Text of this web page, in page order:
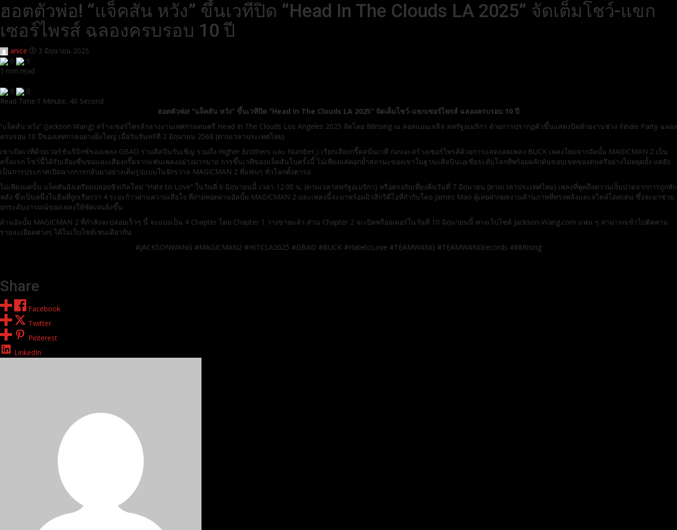
ฮอตตัวพ่อ! “แจ็คสัน หวัง” ขึ้นเวทีปิด “Head In The Clouds LA 2025” จัดเต็มโชว์-แขก
เซอร์ไพรส์ ฉลองครบรอบ 10 ปี
anice
3 มิถุนายน 2025
0
0
1 min read
0
0
Read Time:1 Minute, 40 Second
ฮอตตัวพ่อ! “แจ็คสัน หวัง” ขึ้นเวทีปิด “Head In The Clouds LA 2025” จัดเต็มโชว์-แขกเซอร์ไพรส์ ฉลองครบรอบ 10 ปี
“แจ็คสัน หวัง” (Jackson Wang) สร้างเซอร์ไพรส์กลางงานเทศกาลดนตรี Head In The Clouds Los Angeles 2025 จัดโดย 88rising ณ ลอสแอนเจลิส สหรัฐอเมริกา ด้วยการปรากฏตัวขึ้นแสดงปิดท้ายงานช่วง Finale Party ฉลอง
ครบรอบ 10 ปีของเทศกาลอย่างยิ่งใหญ่ เมื่อวันจันทร์ที่ 2 มิถุนายน 2568 (ตามเวลาประเทศไทย)
เขาเปิดเวทีด้วยเวอร์ชันรีมิกซ์ของเพลง GBAD ร่วมศิลปินรับเชิญ รวมถึง Higher Brothers และ Number_i เรียกเสียงกรี๊ดสนั่นเวที ก่อนจะสร้างเซอร์ไพรส์ด้วยการแสดงสดเพลง BUCK เพลงใหม่จากอัลบั้ม MAGICMAN 2 เป็น
ครั้งแรก โชว์นี้ได้รับเสียงชื่นชมและเสียงกรี๊ดจากแฟนเพลงอย่างมากมาย การขึ้นเวทีของแจ็คสันในครั้งนี้ ไม่เพียงแค่ตอกย้ำสถานะของเขาในฐานะศิลปินเอเชียระดับโลกที่พร้อมผลักดันขอบเขตของดนตรีอย่างไม่หยุดยั้ง แต่ยัง
เป็นการประกาศเปิดฉากการกลับมาอย่างเต็มรูปแบบในจักรวาล MAGICMAN 2 ที่แฟนๆ ทั่วโลกตั้งตารอ
ไม่เพียงแค่นั้น แจ็คสันยังเตรียมปล่อยซิงเกิลใหม่ “Hate to Love” ในวันที่ 6 มิถุนายนนี้ เวลา 12.00 น. (ตามเวลาสหรัฐอเมริกา) หรือตรงกับเที่ยงคืนวันที่ 7 มิถุนายน (ตามเวลาประเทศไทย) เพลงที่พูดถึงความเจ็บปวดจากการถูกหัก
หลัง ซึ่งเป็นหนึ่งในธีมที่ถูกเรียกว่า 4 ระยะก้าวผ่านความเสียใจ ที่ถ่ายทอดผ่านอัลบั้ม MAGICMAN 2 และเพลงนี้จะมาพร้อมมิวสิกวิดีโอที่กำกับโดย James Mao ผู้เคยฝากผลงานด้านภาพที่ทรงพลังและสไตล์โดดเด่น ซึ่งจะมาช่วย
ยกระดับอารมณ์ของเพลงให้ชัดเจนยิ่งขึ้น
ด้านอัลบั้ม MAGICMAN 2 ที่กำลังจะปล่อยเร็วๆ นี้ จะแบ่งเป็น 4 Chapter โดย Chapter 1 วางขายแล้ว ส่วน Chapter 2 จะเปิดพรีออเดอร์ในวันที่ 10 มิถุนายนนี้ ทางเว็บไซต์ Jackson-Wang.com แฟน ๆ สามารถเข้าไปติดตาม
รายละเอียดต่างๆ ได้ในเว็บไซต์เช่นเดียวกัน
#JACKSONWANG #MAGICMAN2 #HITCLA2025 #GBAD #BUCK #HatetoLove #TEAMWANG #TEAMWANGrecords #88Rising
Share
Facebook
Twitter
Pinterest
LinkedIn